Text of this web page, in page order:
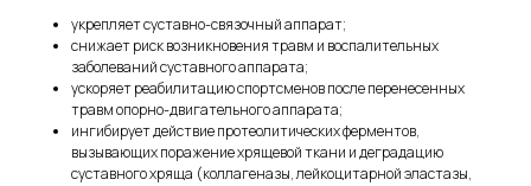
укрепляет суставно-связочный аппарат;
снижает риск возникновения травм и воспалительных
заболеваний суставного аппарата;
ускоряет реабилитацию спортсменов после перенесенных
травм опорно-двигательного аппарата;
ингибирует действие протеолитических ферментов,
вызывающих поражение хрящевой ткани и деградацию
суставного хряща (коллагеназы, лейкоцитарной эластазы,